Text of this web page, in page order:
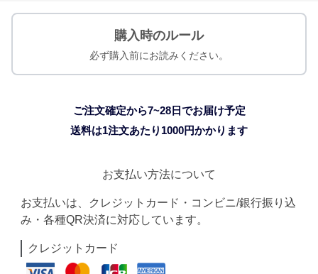
購入時のルール
必ず購入前にお読みください。
ご注文確定から7~28日でお届け予定
送料は1注文あたり 1000円かかります
お支払い方法について
お支払いは、クレジットカード・コンビニ/銀行振り込
み・各種QR決済に対応しています。
クレジットカード